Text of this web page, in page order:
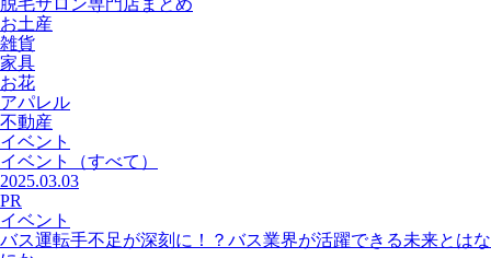
脱毛サロン専門店まとめ
お土産
雑貨
家具
お花
アパレル
不動産
イベント
イベント
（すべて）
2025.03.03
PR
イベント
バス運転手不足が深刻に！？バス業界が活躍できる未来とはな